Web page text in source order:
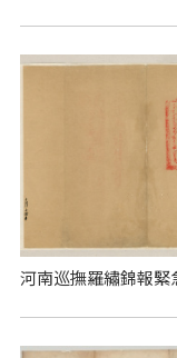
河南巡撫羅繡錦報緊